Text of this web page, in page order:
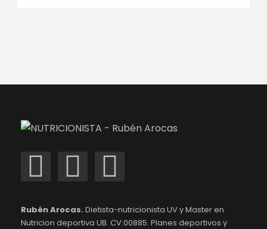
Rubén Arocas. Dietista-nutricionista UV y Master en
Nutricion deportiva UB. CV:00885. Planes deportivos y